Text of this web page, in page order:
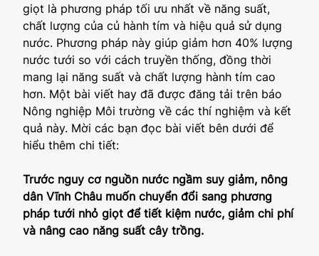
giọt là phương pháp tối ưu nhất về năng suất,
chất lượng của củ hành tím và hiệu quả sử dụng
nước. Phương pháp này giúp giảm hơn 40% lượng
nước tưới so với cách truyền thống, đồng thời
mang lại năng suất và chất lượng hành tím cao
hơn. Một bài viết hay đã được đăng tải trên báo
Nông nghiệp Môi trường về các thí nghiệm và kết
quả này. Mời các bạn đọc bài viết bên dưới để
hiểu thêm chi tiết:
Trước nguy cơ nguồn nước ngầm suy giảm, nông
dân Vĩnh Châu muốn chuyển đổi sang phương
pháp tưới nhỏ giọt để tiết kiệm nước, giảm chi phí
và nâng cao năng suất cây trồng.